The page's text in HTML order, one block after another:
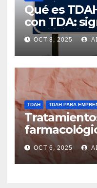
Qué es
con TDA:
OCT 8, 2025
TDAH TDAH PARA
opciones
OCT 6, 2025